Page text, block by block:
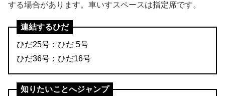
する場合があります。車いすスペースは指定席です。
連結するひだ
ひだ25号：ひだ 5号
ひだ36号：ひだ16号
知りたいことへジャンプ